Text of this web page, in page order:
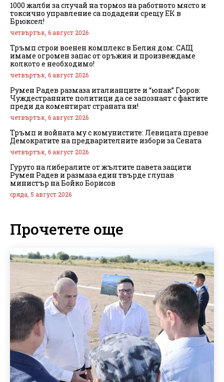
1000 жалби за случай на тормоз на работното място и
токсично управление са подадени срещу ЕК в
Брюксел!
четвъртък, 6 август 2026
Тръмп строи военен комплекс в Белия дом: САЩ
имаме огромен запас от оръжия и произвеждаме
колкото е необходимо!
четвъртък, 6 август 2026
Румен Радев размаза италианците и “юнак” Гюров:
Чуждестранните политици да се запознаят с фактите
преди да коментират страната ни!
четвъртък, 6 август 2026
Тръмп и войната му с комунистите: Левицата превзе
Демократите на предварителните избори за Сената
четвъртък, 6 август 2026
Гуруто на либералите от жълтите павета защити
Румен Радев и размаза един твърде глупав
министър на Бойко Борисов
сряда, 5 август 2026
Прочетете още